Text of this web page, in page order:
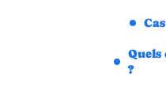
?